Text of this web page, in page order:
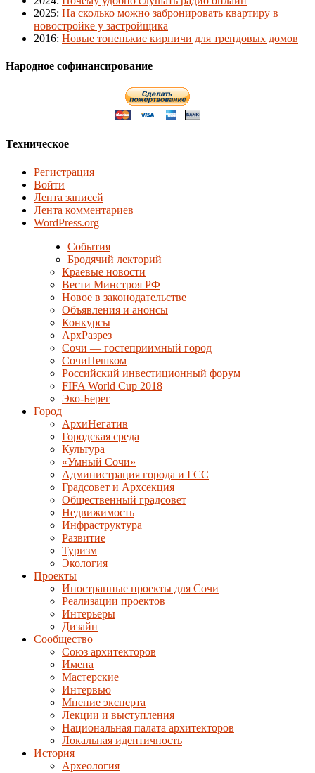
2025: На сколько можно забронировать квартиру в
новостройке у застройщика
2016: Новые тоненькие кирпичи для трендовых домов
Народное софинансирование
Техническое
Регистрация
Войти
Лента записей
Лента комментариев
WordPress.org
События
Бродячий лекторий
Краевые новости
Вести Минстроя РФ
Новое в законодательстве
Объявления и анонсы
Конкурсы
АрхРазрез
Сочи — гостеприимный город
СочиПешком
Российский инвестиционный форум
FIFA World Cup 2018
Эко-Берег
Город
АрхиНегатив
Городская среда
Культура
«Умный Сочи»
Администрация города и ГСС
Градсовет и Архсекция
Общественный градсовет
Недвижимость
Инфраструктура
Развитие
Туризм
Экология
Проекты
Иностранные проекты для Сочи
Реализации проектов
Интерьеры
Дизайн
Сообщество
Союз архитекторов
Имена
Мастерские
Интервью
Мнение эксперта
Лекции и выступления
Национальная палата архитекторов
Локальная идентичность
История
Археология